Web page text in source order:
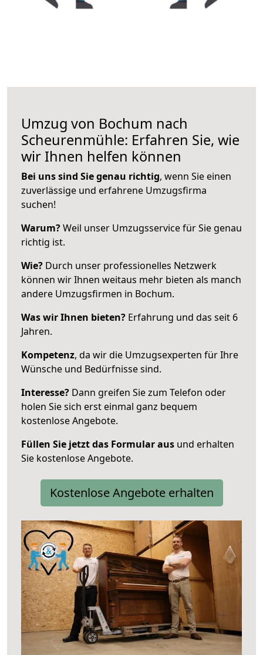
Umzug von Bochum nach
Scheurenmühle: Erfahren Sie, wie
wir Ihnen helfen können
Bei uns sind Sie genau richtig, wenn Sie einen
zuverlässige und erfahrene Umzugsfirma
suchen!
Warum?Weil unser Umzugsservice für Sie genau
richtig ist.
Wie? Durch unser professionelles Netzwerk
können wir Ihnen weitaus mehr bieten als manch
andere Umzugsfirmen in Bochum.
Was wir Ihnen bieten? Erfahrung und das seit 6
Jahren.
Kompetenz, da wir die Umzugsexperten für Ihre
Wünsche und Bedürfnisse sind.
Interesse? Dann greifen Sie zum Telefon oder
holen Sie sich erst einmal ganz bequem
kostenlose Angebote.
Füllen Sie jetzt das Formular aus und erhalten
Sie kostenlose Angebote.
Kostenlose Angebote erhalten